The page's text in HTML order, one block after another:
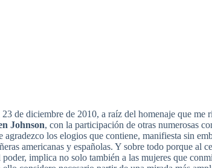
23 de diciembre de 2010, a raíz del homenaje que me
Johnson, con la participación de otras numerosas
los elogios que contiene, manifiesta sin
americanas y españolas. Y sobre todo porque al
implica no solo también a las mujeres que